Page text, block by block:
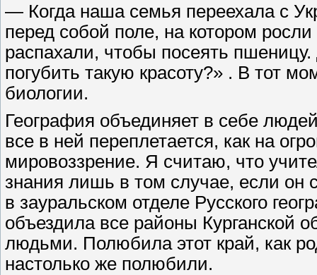
— Когда наша семья переехала с
перед собой поле, на котором
распахали, чтобы посеять
погубить такую красоту?» . В тот
биологии.
География объединяет в себе
все в ней переплетается, как на
мировоззрение. Я считаю, что
знания лишь в том случае, если он
в зауральском отделе Русского
объездила все районы Курганской
людьми. Полюбила этот край, как
настолько же полюбили.